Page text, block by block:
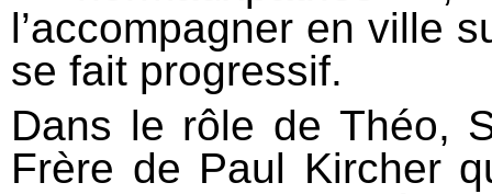
l’accompagner en ville
se fait progressif.
Dans le rôle de Théo,
Frère de Paul Kircher